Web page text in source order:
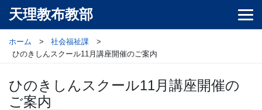
天理教布教部
ホーム
社会福祉課
ひのきしんスクール11月講座開催のご案内
ひのきしんスクール11月講座開催の
ご案内